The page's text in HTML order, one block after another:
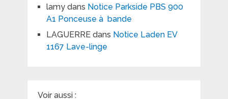
lamydans Notice Parkside PBS 900
A1 Ponceuse à bande
LAGUERREdans Notice Laden EV
1167 Lave-linge
Voir aussi :